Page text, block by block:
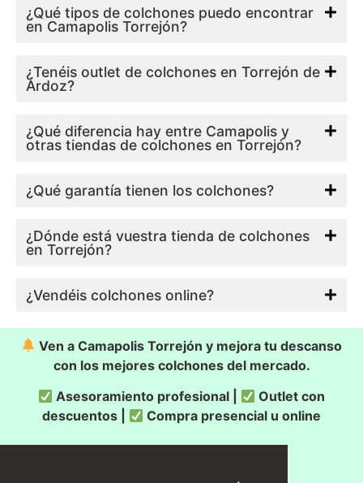
¿Qué tipos de colchones puedo encontrar
en Camapolis Torrejón?
¿Tenéis outlet de colchones en Torrejón de
Ardoz?
¿Qué diferencia hay entre Camapolis y
otras tiendas de colchones en Torrejón?
¿Qué garantía tienen los colchones?
¿Dónde está vuestra tienda de colchones
en Torrejón?
¿Vendéis colchones online?
Ven a Camapolis Torrejón y mejora tu descanso
con los mejores colchones del mercado.
Asesoramiento profesional |
Outlet con
descuentos |
Compra presencial u online